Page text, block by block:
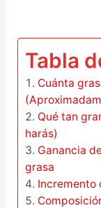
Tabla
Cuánta
Qué tan
harás)
Ganancia
grasa
Incremento